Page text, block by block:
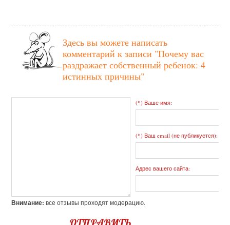
Здесь вы можете написать
комментарий к записи "Почему вас
раздражает собственный ребенок: 4
истинных причины"
(*) Ваше имя:
(*) Ваш email (не публикуется):
Адрес вашего сайта:
Внимание: все отзывы проходят модерацию.